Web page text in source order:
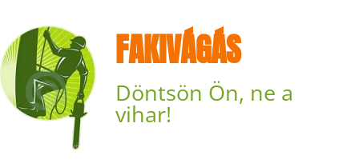
FAKIVÁGÁS
Döntsön Ön, ne a
vihar!